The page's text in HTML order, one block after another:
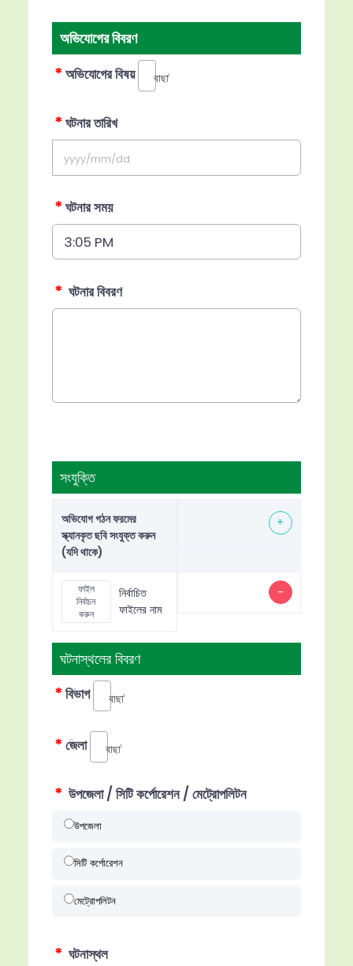
অভিযোগের বিবরণ
* অভিযোগের বিষয় বাছাই করুন...
* ঘটনার তারিখ
* ঘটনার সময়
* ঘটনার বিবরণ
সংযুক্তি
অভিযোগ গঠন ফরমের
স্ক্যানকৃত ছবি সংযুক্ত করুন
(যদি থাকে)
+
ফাইল
নির্বাচন
করুন
নির্বাচিত
ফাইলের নাম
-
ঘটনাস্থলের বিবরণ
* বিভাগ বাছাই করুন...
* জেলা বাছাই করুন...
* উপজেলা / সিটি কর্পোরেশন / মেট্রোপলিটন
উপজেলা
সিটি কর্পোরেশন
মেট্রোপলিটন
* ঘটনাস্থল